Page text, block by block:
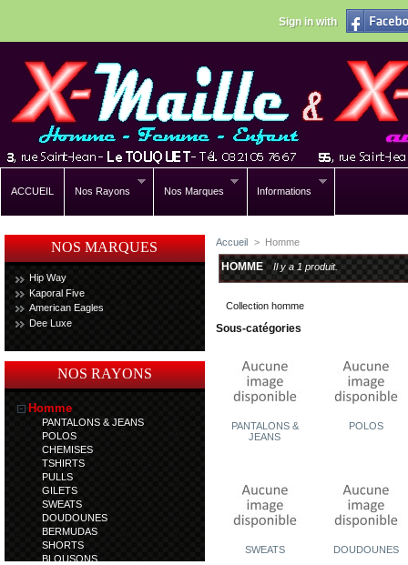
Sign in with
ACCUEIL Nos Rayons Nos Marques Informations
NOS MARQUES
Hip Way
Kaporal Five
American Eagles
Dee Luxe
NOS RAYONS
Homme
PANTALONS & JEANS
POLOS
CHEMISES
TSHIRTS
PULLS
GILETS
SWEATS
DOUDOUNES
BERMUDAS
SHORTS
BLOUSONS
Accueil > Homme
HOMME Il y a 1 produit.
Collection homme
Sous-catégories
PANTALONS &
JEANS
POLOS
SWEATS DOUDOUNES